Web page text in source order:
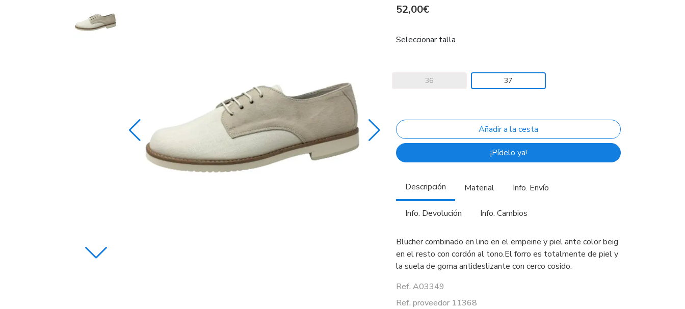
52,00€
Seleccionar talla
36 37
¡Pídelo ya!
Descripción Material Info. Envío
Info. Devolución Info. Cambios
Blucher combinado en lino en el empeine y piel ante color beig
en el resto con cordón al tono.El forro es totalmente de piel y
la suela de goma antideslizante con cerco cosido.
Ref. A03349
Ref. proveedor 11368